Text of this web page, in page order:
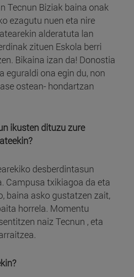
Tecnun Biziak baina onak
ezagutu nuen eta nire
alderatuta lan
zituen Eskola berri
Bikaina izan da! Donostia
eguraldi ona egin du, non
ostean- hondartzan
ikusten dituzu zure
desberdintasun
Campusa txikiagoa da eta
baina asko gustatzen zait,
horrela. Momentu
naiz Tecnun , eta